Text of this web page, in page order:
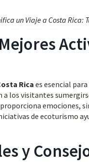
un Viaje a Costa Rica:
Rica es esencial
a los visitantes
emociones,
de ecoturismo
y